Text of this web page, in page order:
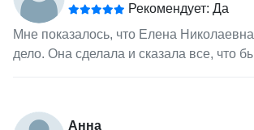
Рекомендует: Да
Мне показалось, что Елена
дело. Она сделала и сказала все, что
Анна